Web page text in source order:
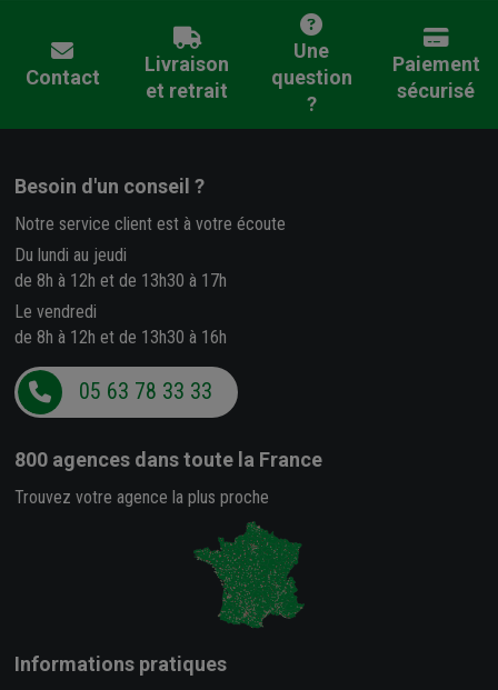
Contact
Livraison
et retrait
Une
question
?
Paiement
sécurisé
Besoin d'un conseil ?
Notre service client est à votre écoute
Du lundi au jeudi
de 8h à 12h et de 13h30 à 17h
Le vendredi
de 8h à 12h et de 13h30 à 16h
05 63 78 33 33
800 agences dans toute la France
Trouvez votre agence la plus proche
Informations pratiques